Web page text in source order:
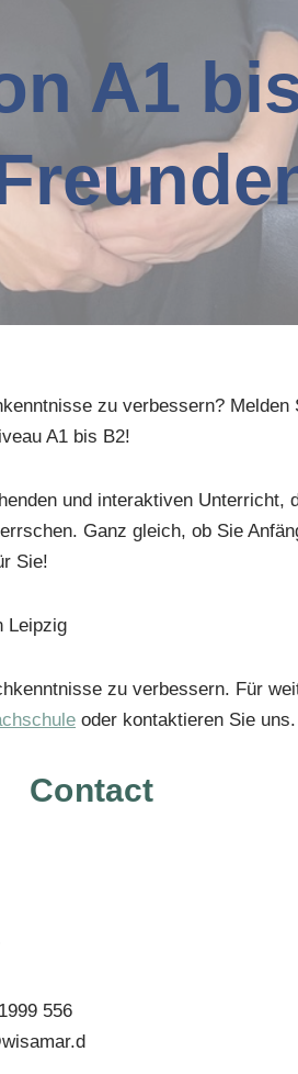
A1
zu verbessern?
A1 bis B2!
und interaktiven Unterricht,
Ganz gleich, ob Sie
Sie!
Leipzig
zu verbessern. Für
oder kontaktieren Sie uns.
Contact
556